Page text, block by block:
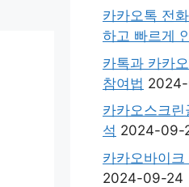
카카오톡 전
하고 빠르게
카톡과 카카
참여법
카카오스크
석 2024-09-
카카오바이
2024-09-24